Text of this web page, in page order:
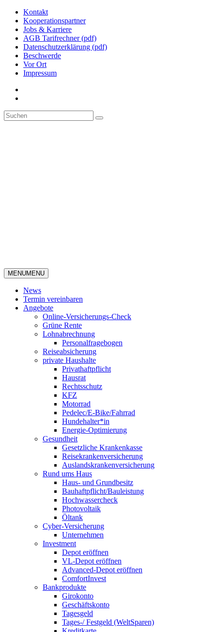
Kontakt
Kooperationspartner
Jobs & Karriere
AGB Tarifrechner (pdf)
Datenschutzerklärung (pdf)
Beschwerde
Vor Ort
Impressum
MENUMENU
News
Termin vereinbaren
Angebote
Online-Versicherungs-Check
Grüne Rente
Lohnabrechnung
Personalfragebogen
Reiseabsicherung
private Haushalte
Privathaftpflicht
Hausrat
Rechtsschutz
KFZ
Motorrad
Pedelec/E-Bike/Fahrrad
Hundehalter*in
Energie-Optimierung
Gesundheit
Gesetzliche Krankenkasse
Reisekrankenversicherung
Auslandskrankenversicherung
Rund ums Haus
Haus- und Grundbesitz
Bauhaftpflicht/Bauleistung
Hochwassercheck
Photovoltaik
Öltank
Cyber-Versicherung
Unternehmen
Investment
Depot eröffnen
VL-Depot eröffnen
Advanced-Depot eröffnen
ComfortInvest
Bankprodukte
Girokonto
Geschäftskonto
Tagesgeld
Tages-/ Festgeld (WeltSparen)